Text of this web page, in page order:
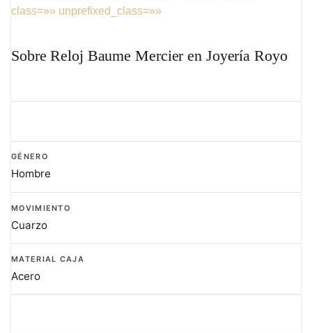
class=»» unprefixed_class=»»
Sobre Reloj Baume Mercier en Joyería Royo
GÉNERO
Hombre
MOVIMIENTO
Cuarzo
MATERIAL CAJA
Acero